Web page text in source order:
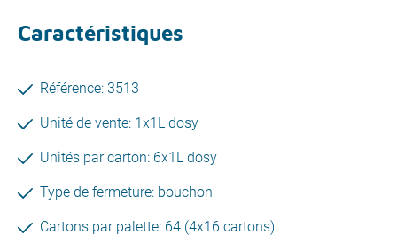
Caractéristiques
Référence: 3513
Unité de vente: 1x1L dosy
Unités par carton: 6x1L dosy
Type de fermeture: bouchon
Cartons par palette: 64 (4x16 cartons)